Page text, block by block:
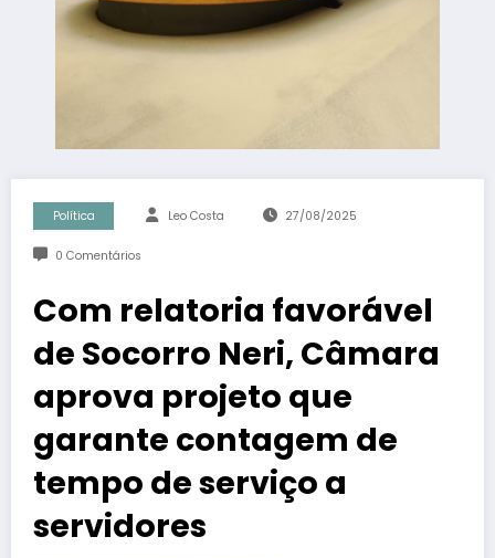
Política Leo Costa 27/08/2025
0 Comentários
Com relatoria favorável
de Socorro Neri, Câmara
aprova projeto que
garante contagem de
tempo de serviço a
servidores